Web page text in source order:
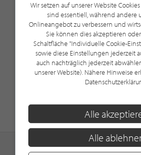
Wir setzen auf unserer Website
sind essentiell, während andere
Onlineangebot zu verbessern und
Sie können dies akzeptieren
Schaltfläche "Individuelle Cookie-
sowie diese Einstellungen jederzeit
auch nachträglich jederzeit
unserer Website). Nähere Hinweise
Alle
Alle